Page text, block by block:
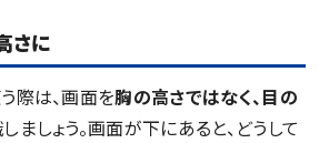
さに
際は、画面を胸の高さではなく、目の
ましょう。画面が下にあると、どうして